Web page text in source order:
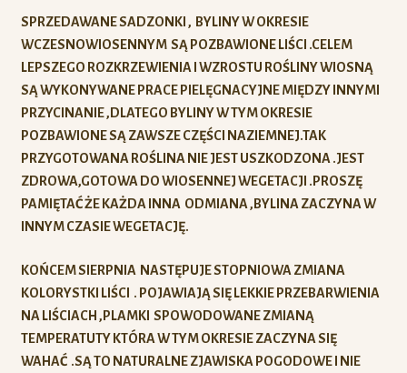
SPRZEDAWANE SADZONKI , BYLINY W OKRESIE
WCZESNOWIOSENNYM SĄ POZBAWIONE LIŚCI .CELEM
LEPSZEGO ROZKRZEWIENIA I WZROSTU ROŚLINY WIOSNĄ
SĄ WYKONYWANE PRACE PIELĘGNACYJNE MIĘDZY INNYMI
PRZYCINANIE ,DLATEGO BYLINY W TYM OKRESIE
POZBAWIONE SĄ ZAWSZE CZĘŚCI NAZIEMNEJ.TAK
PRZYGOTOWANA ROŚLINA NIE JEST USZKODZONA .JEST
ZDROWA,GOTOWA DO WIOSENNEJ WEGETACJI .PROSZĘ
PAMIĘTAĆ ŻE KAŻDA INNA ODMIANA ,BYLINA ZACZYNA W
INNYM CZASIE WEGETACJĘ.
KOŃCEM SIERPNIA NASTĘPUJE STOPNIOWA ZMIANA
KOLORYSTKI LIŚCI . POJAWIAJĄ SIĘ LEKKIE PRZEBARWIENIA
NA LIŚCIACH ,PLAMKI SPOWODOWANE ZMIANĄ
TEMPERATUTY KTÓRA W TYM OKRESIE ZACZYNA SIĘ
WAHAĆ .SĄ TO NATURALNE ZJAWISKA POGODOWE I NIE